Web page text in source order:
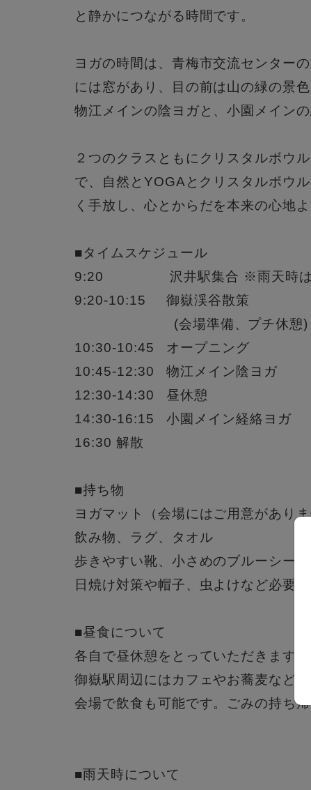
と静かにつながる時間です。
ヨガの時間は、青梅市交流センター
には窓があり、目の前は山の緑の景
物江メインの陰ヨガと、小園メイン
２つのクラスともにクリスタルボウ
で、自然とYOGAとクリスタルボウ
く手放し、心とからだを本来の心地
■タイムスケジュール
9:20 沢井駅集合 ※雨天時は
9:20-10:15 御嶽渓谷散策
(会場準備、プチ休憩)
10:30-10:45 オープニング
10:45-12:30 物江メイン陰ヨガ
12:30-14:30 昼休憩
14:30-16:15 小園メイン経絡ヨガ
16:30 解散
■持ち物
ヨガマット（会場にはご用意があり
飲み物、ラグ、タオル
歩きやすい靴、小さめのブルーシー
日焼け対策や帽子、虫よけなど必要で
■昼食について
各自で昼休憩をとっていただきます。
御嶽駅周辺にはカフェやお蕎麦など
会場で飲食も可能です。ごみの持ち
■雨天時について